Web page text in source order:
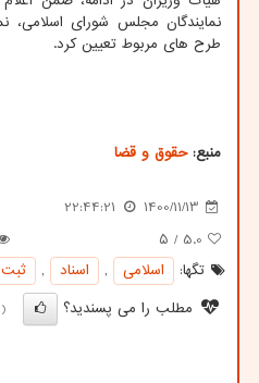
نمایندگان مجلس شورای اسلامی،
طرح های مربوط تعیین کرد.
منبع:حقوق و قضا
1400/11/13
22:44:21
5.0 / ۵
تگها:
اسلامی , اسناد , ثبت
مطلب را می پسندید؟
(1)